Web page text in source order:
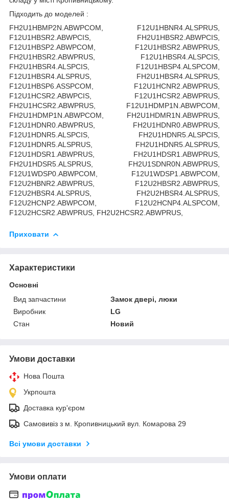
Підходить до моделей :
FH2U1HBMP2N.ABWPCOM, F12U1HBNR4.ALSPRUS,
F12U1HBSR2.ABWPCIS, FH2U1HBSR2.ABWPCIS,
F12U1HBSP2.ABWPCOM, F12U1HBSR2.ABWPRUS,
FH2U1HBSR2.ABWPRUS, F12U1HBSR4.ALSPCIS,
FH2U1HBSR4.ALSPCIS, F12U1HBSP4.ALSPCOM,
F12U1HBSR4.ALSPRUS, FH2U1HBSR4.ALSPRUS,
F12U1HBSP6.ASSPCOM, F12U1HCNR2.ABWPRUS,
F12U1HCSR2.ABWPCIS, F12U1HCSR2.ABWPRUS,
FH2U1HCSR2.ABWPRUS, F12U1HDMP1N.ABWPCOM,
FH2U1HDMP1N.ABWPCOM, FH2U1HDMR1N.ABWPRUS,
F12U1HDNR0.ABWPRUS, FH2U1HDNR0.ABWPRUS,
F12U1HDNR5.ALSPCIS, FH2U1HDNR5.ALSPCIS,
F12U1HDNR5.ALSPRUS, FH2U1HDNR5.ALSPRUS,
F12U1HDSR1.ABWPRUS, FH2U1HDSR1.ABWPRUS,
FH2U1HDSR5.ALSPRUS, FH2U1SDNR0N.ABWPRUS,
F12U1WDSP0.ABWPCOM, F12U1WDSP1.ABWPCOM,
F12U2HBNR2.ABWPRUS, F12U2HBSR2.ABWPRUS,
F12U2HBSR4.ALSPRUS, FH2U2HBSR4.ALSPRUS,
F12U2HCNP2.ABWPCOM, F12U2HCNP4.ALSPCOM,
F12U2HCSR2.ABWPRUS, FH2U2HCSR2.ABWPRUS,
Приховати
Характеристики
Основні
Вид запчастини
Замок двері, люки
Виробник
LG
Стан
Новий
Умови доставки
Нова Пошта
Укрпошта
Доставка кур'єром
Самовивіз з м. Кропивницький вул. Комарова 29
Всі умови доставки
Умови оплати